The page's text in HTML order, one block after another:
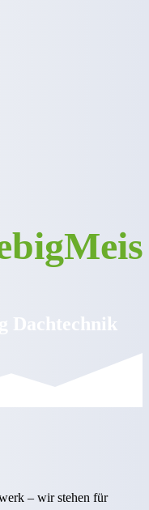
Dachtechnik
– wir stehen für